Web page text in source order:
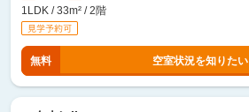
1LDK / 33m² / 2階
無料 空室状況を知りたい